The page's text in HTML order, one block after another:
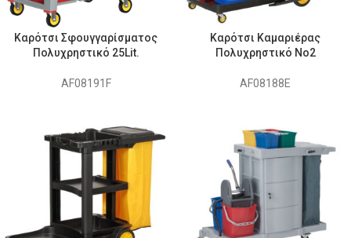
Καρότσι Σφουγγαρίσματος
Πολυχρηστικό 25Lit.
AF08191F
Καρότσι Καμαριέρας
Πολυχρηστικό No2
AF08188E